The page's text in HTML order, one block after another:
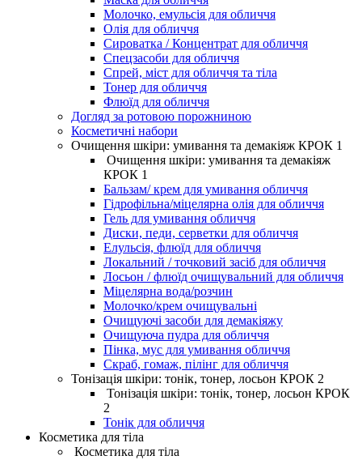
Молочко, емульсія для обличчя
Олія для обличчя
Сироватка / Концентрат для обличчя
Спецзасоби для обличчя
Спрей, міст для обличчя та тіла
Тонер для обличчя
Флюїд для обличчя
Догляд за ротовою порожниною
Косметичні набори
Очищення шкіри: умивання та демакіяж КРОК 1
Очищення шкіри: умивання та демакіяж
КРОК 1
Бальзам/ крем для умивання обличчя
Гідрофільна/міцелярна олія для обличчя
Гель для умивання обличчя
Диски, педи, серветки для обличчя
Елульсія, флюїд для обличчя
Локальний / точковий засіб для обличчя
Лосьон / флюїд очищувальний для обличчя
Міцелярна вода/розчин
Молочко/крем очищувальні
Очищуючі засоби для демакіяжу
Очищуюча пудра для обличчя
Пінка, мус для умивання обличчя
Скраб, гомаж, пілінг для обличчя
Тонізація шкіри: тонік, тонер, лосьон КРОК 2
Тонізація шкіри: тонік, тонер, лосьон КРОК
2
Тонік для обличчя
Косметика для тіла
Косметика для тіла